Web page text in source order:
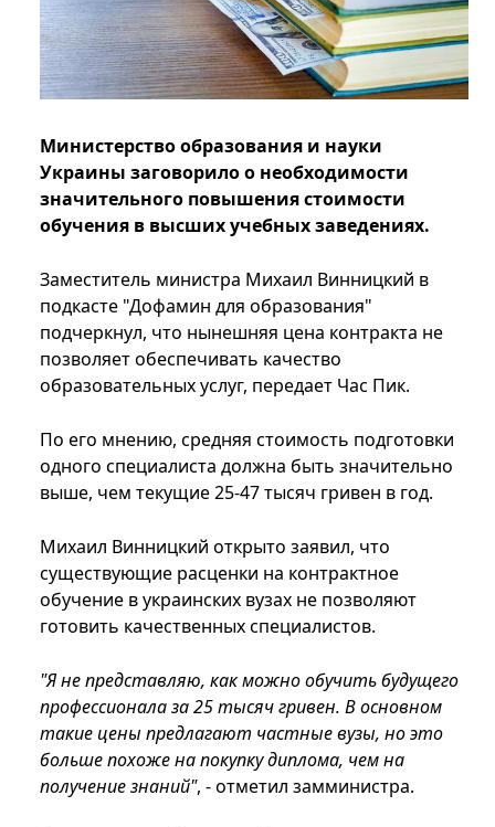
Министерство образования и науки
Украины заговорило о необходимости
значительного повышения стоимости
обучения в высших учебных заведениях.
Заместитель министра Михаил Винницкий в
подкасте "Дофамин для образования"
подчеркнул, что нынешняя цена контракта не
позволяет обеспечивать качество
образовательных услуг, передает Час Пик.
По его мнению, средняя стоимость подготовки
одного специалиста должна быть значительно
выше, чем текущие 25-47 тысяч гривен в год.
Михаил Винницкий открыто заявил, что
существующие расценки на контрактное
обучение в украинских вузах не позволяют
готовить качественных специалистов.
"Я не представляю, как можно обучить будущего
профессионала за 25 тысяч гривен. В основном
такие цены предлагают частные вузы, но это
больше похоже на покупку диплома, чем на
получение знаний", - отметил замминистра.